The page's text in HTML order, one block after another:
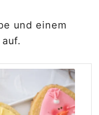
und einem